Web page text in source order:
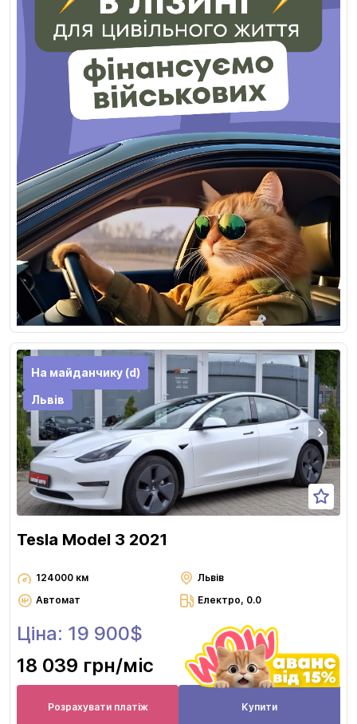
На майданчику (d)
Львів
Tesla Model 3 2021
124000 км
Львів
Автомат
Електро, 0.0
Ціна: 19 900$
18 039 грн/міс
Розрахувати платіж Купити